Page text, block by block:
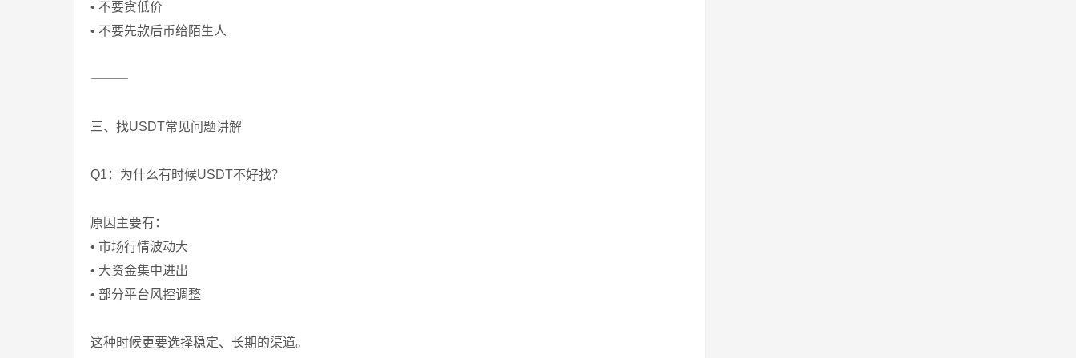
• 不要贪低价
• 不要先款后币给陌生人
⸻
三、找USDT常见问题讲解
Q1：为什么有时候USDT不好找？
原因主要有：
• 市场行情波动大
• 大资金集中进出
• 部分平台风控调整
这种时候更要选择稳定、长期的渠道。